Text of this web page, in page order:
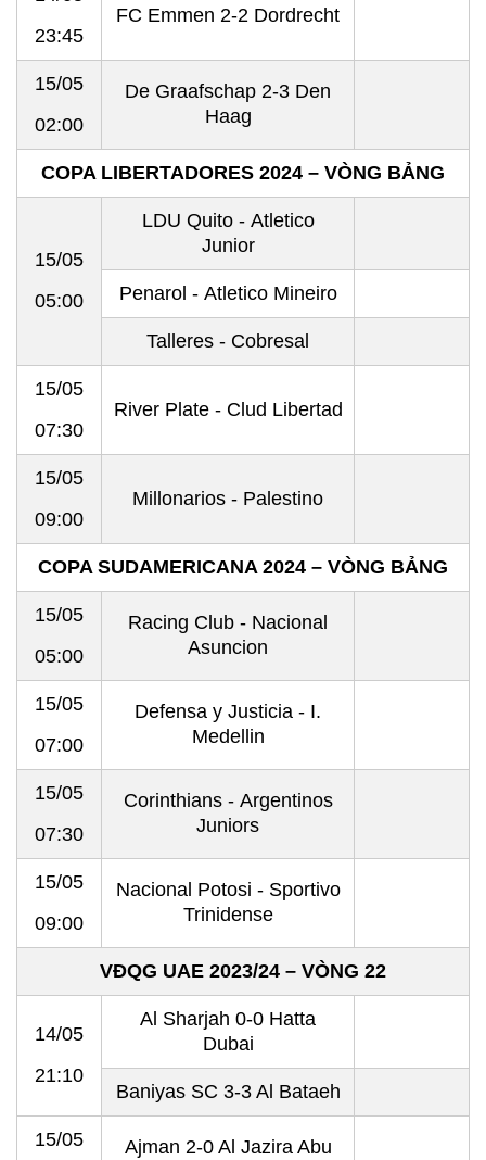
23:45
FC Emmen 2-2 Dordrecht
15/05
02:00
De Graafschap 2-3 Den
Haag
COPA LIBERTADORES 2024 – VÒNG BẢNG
15/05
05:00
LDU Quito - Atletico
Junior
Penarol - Atletico Mineiro
Talleres - Cobresal
15/05
07:30
River Plate - Clud Libertad
15/05
09:00
Millonarios - Palestino
COPA SUDAMERICANA 2024 – VÒNG BẢNG
15/05
05:00
Racing Club - Nacional
Asuncion
15/05
07:00
Defensa y Justicia - I.
Medellin
15/05
07:30
Corinthians - Argentinos
Juniors
15/05
09:00
Nacional Potosi - Sportivo
Trinidense
VĐQG UAE 2023/24 – VÒNG 22
14/05
21:10
Al Sharjah 0-0 Hatta
Dubai
Baniyas SC 3-3 Al Bataeh
15/05
Ajman 2-0 Al Jazira Abu